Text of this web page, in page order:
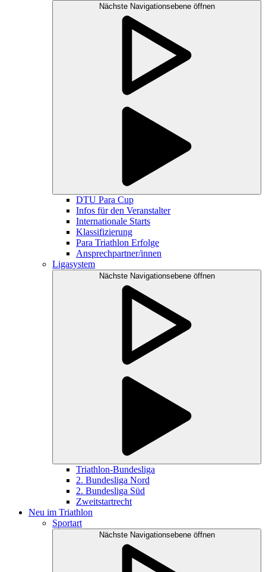
Nächste Navigationsebene öffnen
DTU Para Cup
Infos für den Veranstalter
Internationale Starts
Klassifizierung
Para Triathlon Erfolge
Ansprechpartner/innen
Ligasystem
Nächste Navigationsebene öffnen
Triathlon-Bundesliga
2. Bundesliga Nord
2. Bundesliga Süd
Zweitstartrecht
Neu im Triathlon
Sportart
Nächste Navigationsebene öffnen